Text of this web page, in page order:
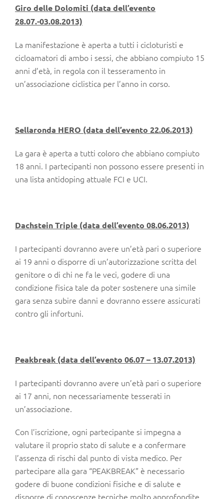
Giro delle Dolomiti (data dell’evento
28.07.-03.08.2013)
La manifestazione è aperta a tutti i cicloturisti e
cicloamatori di ambo i sessi, che abbiano compiuto 15
anni d’età, in regola con il tesseramento in
un’associazione ciclistica per l’anno in corso.
Sellaronda HERO (data dell’evento 22.06.2013)
La gara è aperta a tutti coloro che abbiano compiuto
18 anni. I partecipanti non possono essere presenti in
una lista antidoping attuale FCI e UCI.
Dachstein Triple (data dell’evento 08.06.2013)
I partecipanti dovranno avere un’età pari o superiore
ai 19 anni o disporre di un’autorizzazione scritta del
genitore o di chi ne fa le veci, godere di una
condizione fisica tale da poter sostenere una simile
gara senza subire danni e dovranno essere assicurati
contro gli infortuni.
Peakbreak (data dell’evento 06.07 – 13.07.2013)
I partecipanti dovranno avere un’età pari o superiore
ai 17 anni, non necessariamente tesserati in
un’associazione.
Con l’iscrizione, ogni partecipante si impegna a
valutare il proprio stato di salute e a confermare
l’assenza di rischi dal punto di vista medico. Per
partecipare alla gara “PEAKBREAK” è necessario
godere di buone condizioni fisiche e di salute e
disporre di conoscenze tecniche molto approfondite